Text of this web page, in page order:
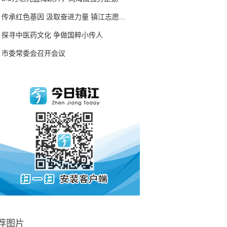
传承红色基因 汲取奋进力量 镇江志愿...
探寻中医药文化 争做国粹小传人
市委常委会召开会议
图片